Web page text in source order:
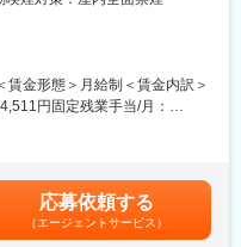
ます。
乗ってくれますので、経験、
ッチアップいただけます。
主にメール対応、電話は1日
配（電話・メール対応）
ースへ登録
のやり取り、英語使用）
金形態＞月給制＜賃金内訳＞
円固定残業手当/月：
いたします。■昇給：有■残業
支給いたします。賃金はあく
じて上下する可能性がありま
応募依頼する
（エージェントサービス）